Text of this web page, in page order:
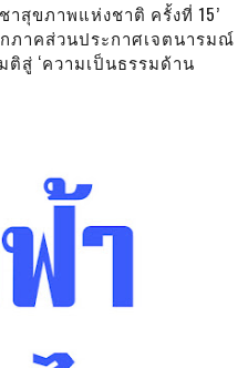
าสุขภาพแห่งชาติ ครั้งที่ 15’
ภาคส่วนประกาศเจตนารมณ์
ติสู่ ‘ความเป็นธรรมด้าน